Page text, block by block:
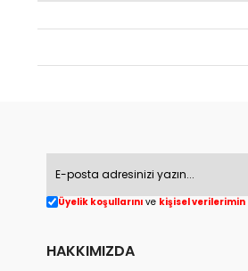
Üyelik koşullarını ve kişisel verilerimin
HAKKIMIZDA